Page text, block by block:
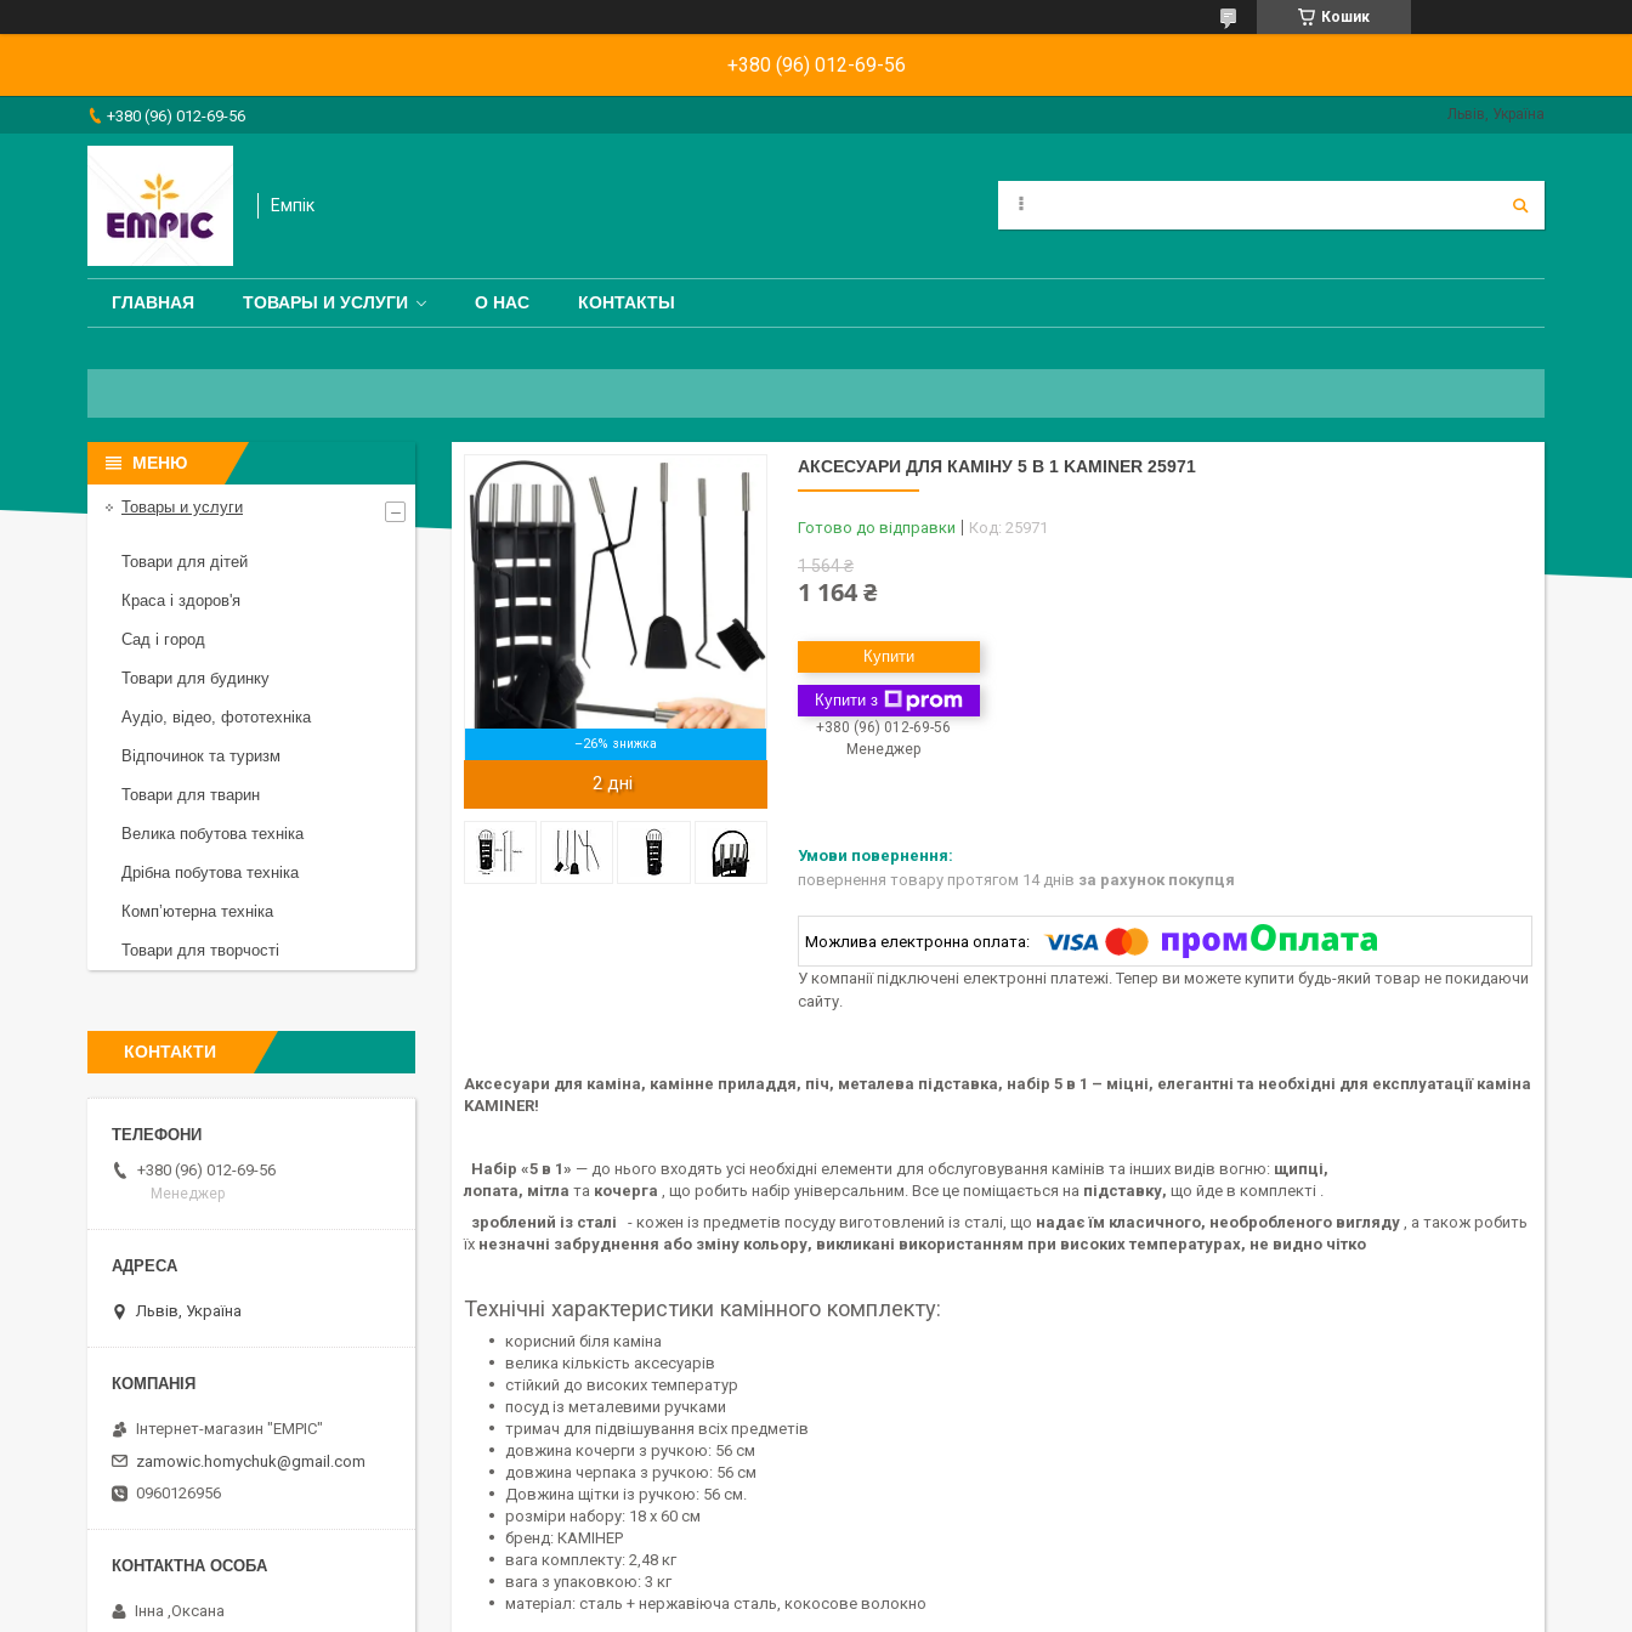
Кошик
+380 (96) 012-69-56
+380 (96) 012-69-56 Львів, Україна
Емпік
ГЛАВНАЯ ТОВАРЫ И УСЛУГИ О НАС КОНТАКТЫ
–26%
2 дні
АКСЕСУАРИ ДЛЯ КАМІНУ 5 В 1 KAMINER 25971
Готово до відправки Код: 25971
1 564 ₴
1 164 ₴
Купити
Купити з
+380 (96) 012-69-56
Менеджер
повернення товару протягом 14 днів за рахунок покупця
У компанії підключені електронні платежі. Тепер ви можете купити будь-який товар не покидаючи
сайту.
Аксесуари для каміна, камінне приладдя, піч, металева підставка, набір 5 в 1 – міцні, елегантні та необхідні для експлуатації каміна
KAMINER!
Набір «5 в 1» — до нього входять усі необхідні елементи для обслуговування камінів та інших видів вогню: щипці,
лопата, мітла та кочерга , що робить набір універсальним. Все це поміщається на підставку, що йде в комплекті .
зроблений із сталі - кожен із предметів посуду виготовлений із сталі, що надає їм класичного, необробленого вигляду , а також робить
їх незначні забруднення або зміну кольору, викликані використанням при високих температурах, не видно чітко
Технічні характеристики камінного комплекту:
корисний біля каміна
велика кількість аксесуарів
стійкий до високих температур
посуд із металевими ручками
тримач для підвішування всіх предметів
довжина кочерги з ручкою: 56 см
довжина черпака з ручкою: 56 см
Довжина щітки із ручкою: 56 см.
розміри набору: 18 х 60 см
бренд: КАМІНЕР
вага комплекту: 2,48 кг
вага з упаковкою: 3 кг
матеріал: сталь + нержавіюча сталь, кокосове волокно
Товары и услуги
Товари для дітей
Краса і здоров'я
Сад і город
Товари для будинку
Аудіо, відео, фототехніка
Відпочинок та туризм
Товари для тварин
Велика побутова техніка
Дрібна побутова техніка
Комп’ютерна техніка
Товари для творчості
КОНТАКТИ
+380 (96) 012-69-56
Менеджер
Львів, Україна
Інтернет-магазин "EMPIC"
zamowic.homychuk@gmail.com
0960126956
Інна ,Оксана